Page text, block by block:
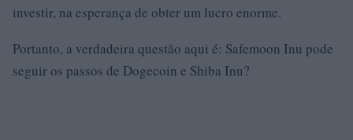
investir, na esperança de obter um lucro enorme.
Portanto, a verdadeira questão aqui é: Safemoon Inu pode
seguir os passos de Dogecoin e Shiba Inu?